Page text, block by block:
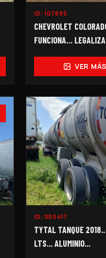
ID: 107695
CHEVROLET
FUNCIONA…
VER
ID: 000417
TYTAL TANQUE
LTS... ALUMINIO...